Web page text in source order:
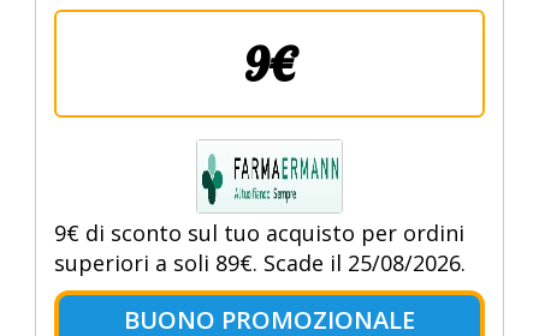
9€
9€ di sconto sul tuo acquisto per ordini
superiori a soli 89€. Scade il 25/08/2026.
BUONO PROMOZIONALE